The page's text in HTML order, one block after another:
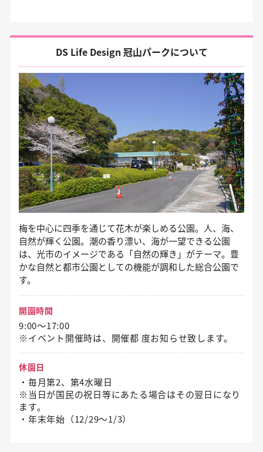
DS Life Design 冠山パークについて
梅を中心に四季を通じて花木が楽しめる公園。人、海、
自然が輝く公園。潮の香り漂い、海が一望できる公園
は、光市のイメージである「自然の輝き」がテーマ。豊
かな自然と都市公園としての機能が調和した総合公園で
す。
開園時間
9:00～17:00
※イベント開催時は、開催都 度お知らせ致します。
休園日
・毎月第2、第4水曜日
※当日が国民の祝日等にあたる場合はその翌日になり
ます。
・年末年始（12/29〜1/3）